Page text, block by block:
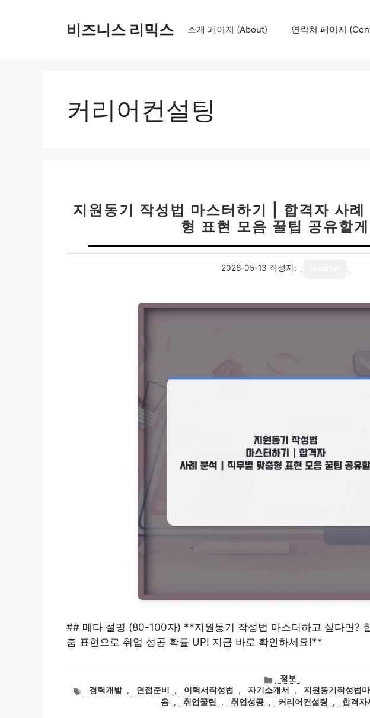
비즈니스 리믹스 소개 페이지 (About) 연락처 페이지
커리어컨설팅
지원동기 작성법 마스터하기 | 합격자 사
형 표현 모음 꿀팁 공유할
2026-05-13 작성자:
## 메타 설명 (80-100자) **지원동기 작성법 마스터하고 싶다면?
춤 표현으로 취업 성공 확률 UP! 지금 바로 확인하세요!**
카
테
고
정보
태경력개발 , 면접준비 , 이력서작성법 , 자기소개서 , 지원동기작성법마
음 , 취업꿀팁 , 취업성공 , 커리어컨설팅 , 합격자